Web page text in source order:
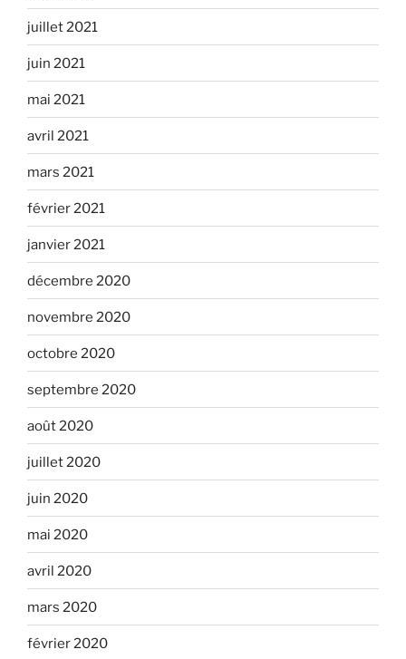
juillet 2021
juin 2021
mai 2021
avril 2021
mars 2021
février 2021
janvier 2021
décembre 2020
novembre 2020
octobre 2020
septembre 2020
août 2020
juillet 2020
juin 2020
mai 2020
avril 2020
mars 2020
février 2020